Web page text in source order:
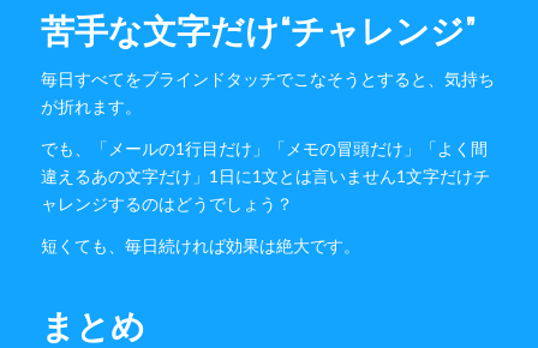
苦手な文字だけ“チャレンジ”
毎日すべてをブラインドタッチでこなそうとすると、気持ち
が折れます。
でも、「メールの1行目だけ」「メモの冒頭だけ」「よく間
違えるあの文字だけ」1日に1文とは言いません1文字だけチ
ャレンジするのはどうでしょう？
短くても、毎日続ければ効果は絶大です。
まとめ